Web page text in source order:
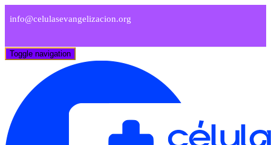
info@celulasevangelizacion.org
Toggle navigation